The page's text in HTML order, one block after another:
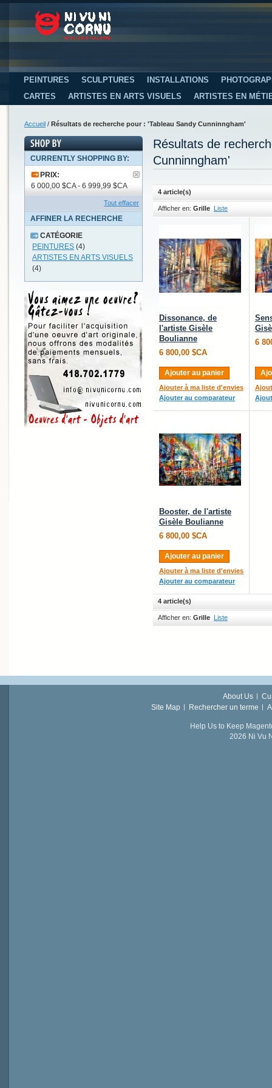
PEINTURES SCULPTURES INSTALLATIONS
CARTES
ARTISTES EN ARTS VISUELS ARTISTES EN
Accueil / Résultats de recherche pour : 'Tableau Sandy Cunninngham'
Résultats de
Cunninngham'
4 article(s)
Afficher en: Grille Liste
Dissonance, de
l'artiste Gisèle
Boulianne
6 800,00 $CA
Ajouter au panier
Ajouter à ma liste d'envies
Ajouter au comparateur
6
Booster, de l'artiste
Gisèle Boulianne
6 800,00 $CA
Ajouter au panier
Ajouter à ma liste d'envies
Ajouter au comparateur
4 article(s)
Afficher en: Grille Liste
CURRENTLY SHOPPING BY:
PRIX:
6 000,00 $CA - 6 999,99 $CA
Tout effacer
AFFINER LA RECHERCHE
CATÉGORIE
PEINTURES (4)
ARTISTES EN ARTS VISUELS
(4)
About Us
Site Map
Rechercher un terme
Help Us to Keep
2026 Ni Vu